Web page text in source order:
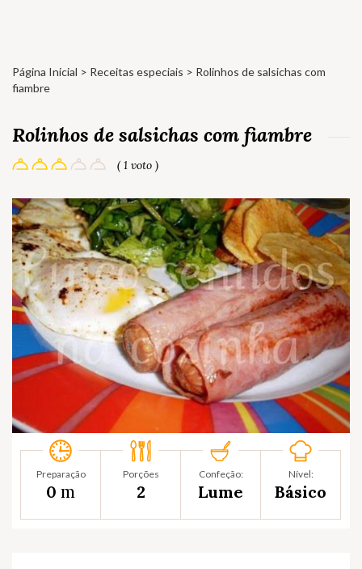
Página Inicial > Receitas especiais > Rolinhos de salsichas com
fiambre
Rolinhos de salsichas com fiambre
( 1 voto )
Preparação
0 m
Porções
2
Confeção:
Lume
Nível:
Básico